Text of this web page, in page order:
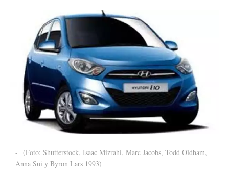
- (Foto: Shutterstock, Isaac Mizrahi, Marc Jacobs, Todd Oldham,
Anna Sui y Byron Lars 1993)